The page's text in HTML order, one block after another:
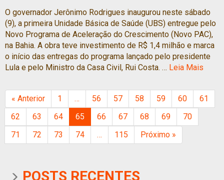
O governador Jerônimo Rodrigues inaugurou neste sábado
(9), a primeira Unidade Básica de Saúde (UBS) entregue pelo
Novo Programa de Aceleração do Crescimento (Novo PAC),
na Bahia. A obra teve investimento de R$ 1,4 milhão e marca
o início das entregas do programa lançado pelo presidente
Lula e pelo Ministro da Casa Civil, Rui Costa. … Leia Mais
« Anterior 1 … 56 57 58 59 60
61
62
63 64 65 66 67 68 69
70
71
72 73 74 … 115 Próximo »
POSTS RECENTES